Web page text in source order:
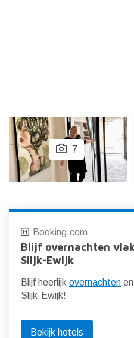
7
Booking.com
Blijf overnachten
Slijk-Ewijk
Blijf heerlijk overnachten
Slijk-Ewijk!
Bekijk hotels